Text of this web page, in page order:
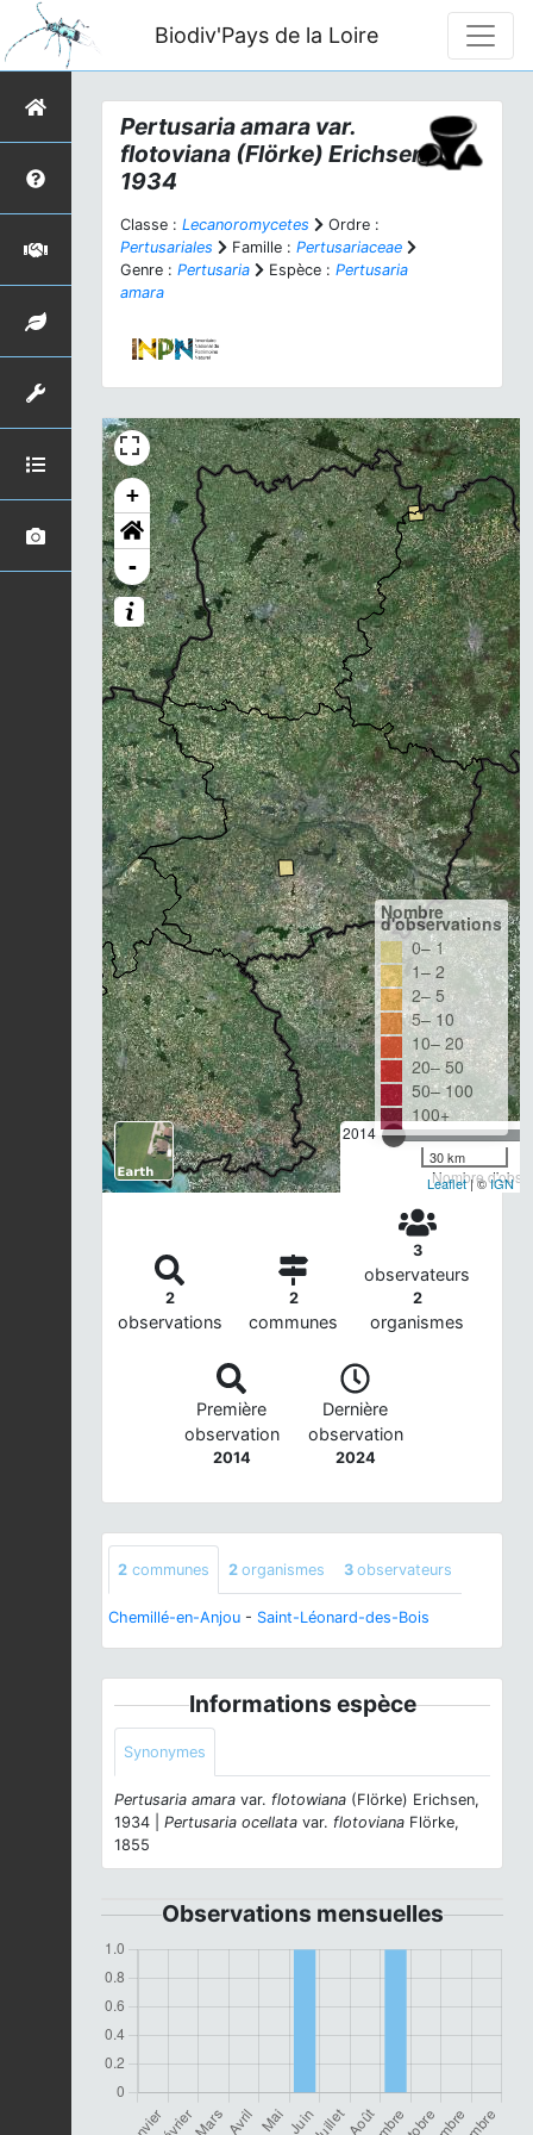
Biodiv'Pays de la Loire
Pertusaria amara var.
flotoviana (Flörke) Erichsen,
1934
Classe : Lecanoromycetes
Ordre :
Pertusariales
Famille : Pertusariaceae
Genre : Pertusaria Espèce : Pertusaria
amara
+
-
2014
Nombre
Nombre
d'observations
0– 1
1– 2
2– 5
5– 10
10– 20
20– 50
50– 100
100+
30 km
Leaflet| ©IGN
2
observations
2
communes
3
observateurs
2
organismes
Première
observation
2014
Dernière
observation
2024
2 communes 2 organismes 3 observateurs
Chemillé-en-Anjou - Saint-Léonard-des-Bois
Informations espèce
Synonymes
Pertusaria amara var. flotowiana (Flörke) Erichsen,
1934 | Pertusaria ocellata var. flotoviana Flörke,
1855
Observations mensuelles